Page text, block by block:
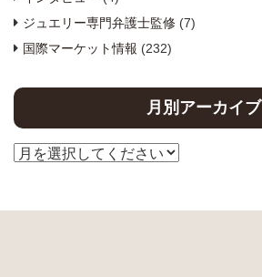
ジュエリー専門弁護士監修 (7)
国際マーケット情報 (232)
月別アーカイブ